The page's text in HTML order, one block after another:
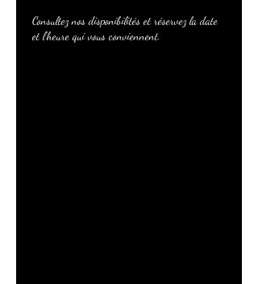
Consultez nos disponibilités et réservez la date
et l'heure qui vous conviennent.